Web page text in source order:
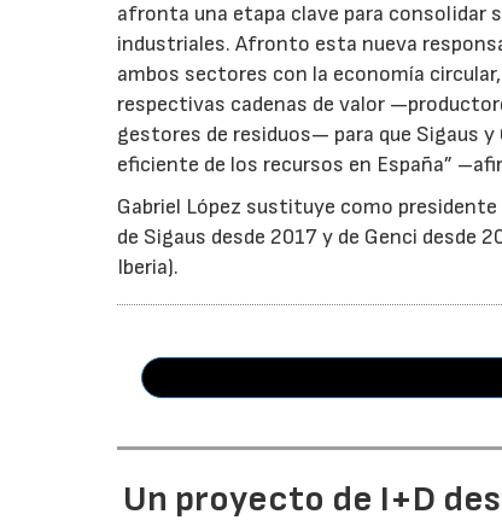
afronta una etapa clave para consolidar
industriales. Afronto esta nueva
ambos sectores con la economía
respectivas cadenas de valor
gestores de residuos— para que Sigaus
eficiente de los recursos en España”
Gabriel López sustituye como presidente
de Sigaus desde 2017 y de Genci desde
Iberia).
Un proyecto de I+D